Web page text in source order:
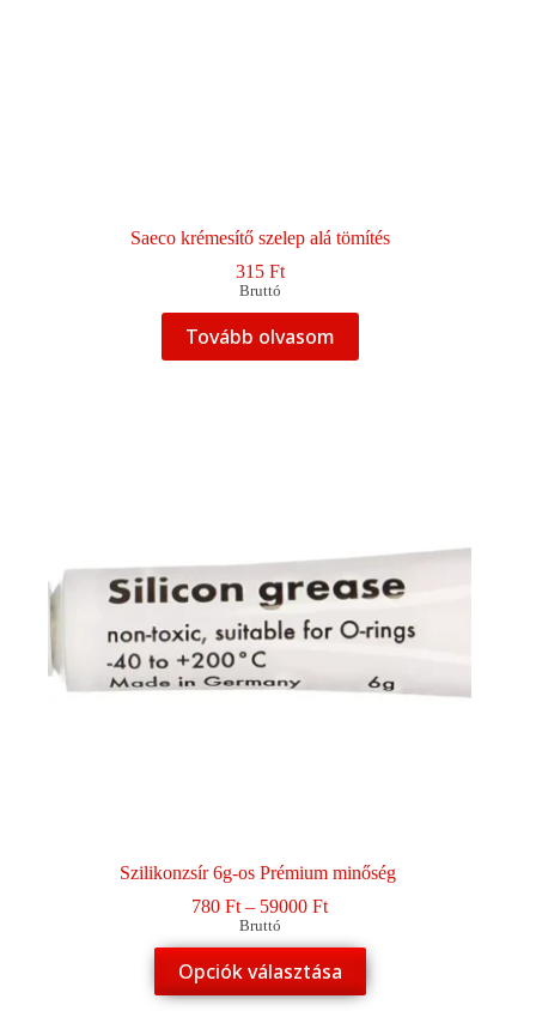
Saeco krémesítő szelep alá tömítés
315 Ft
Bruttó
Tovább olvasom
Szilikonzsír 6g-os Prémium minőség
780Ft – 59000FtÁrtartomány:
-
59000 Ft
Bruttó
Opciók választása
Ennek
a
terméknek